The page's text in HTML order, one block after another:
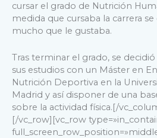
cursar el grado de Nutrición
medida que cursaba la carrera
mucho que le gustaba.
Tras terminar el grado, se
sus estudios con un Máster en
Nutrición Deportiva en la
Madrid y así disponer de una
sobre la actividad física.[/
[/vc_row][vc_row